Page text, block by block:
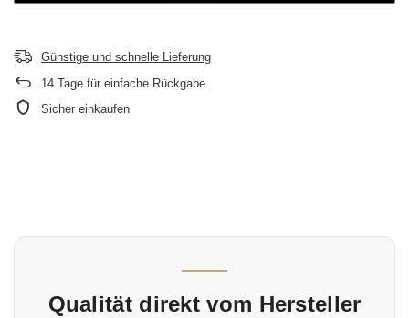
Günstige und schnelle Lieferung
14 Tage für einfache Rückgabe
Sicher einkaufen
Qualität direkt vom Hersteller